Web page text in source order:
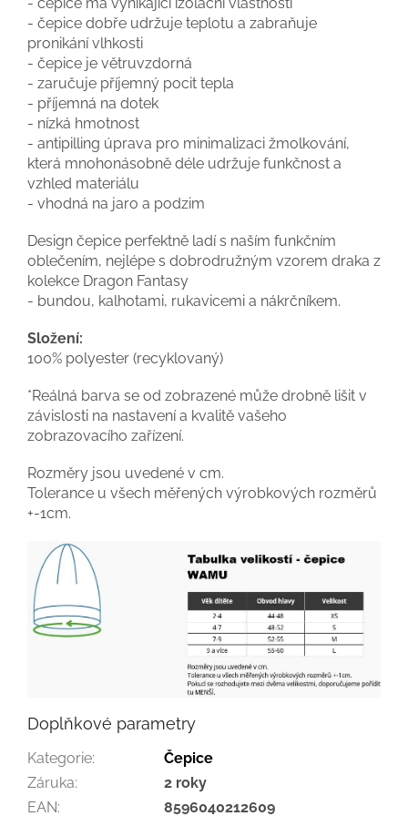
- čepice dobře udržuje teplotu a zabraňuje
pronikání vlhkosti
- čepice je větruvzdorná
- zaručuje příjemný pocit tepla
- příjemná na dotek
- nízká hmotnost
- antipilling úprava pro minimalizaci žmolkování,
která mnohonásobně déle udržuje funkčnost a
vzhled materiálu
- vhodná na jaro a podzim
Design čepice perfektně ladí s naším funkčním
oblečením, nejlépe s dobrodružným vzorem draka z
kolekce Dragon Fantasy
- bundou, kalhotami, rukavicemi a nákrčníkem.
Složení:
100% polyester (recyklovaný)
*Reálná barva se od zobrazené může drobně lišit v
závislosti na nastavení a kvalitě vašeho
zobrazovacího zařízení.
Rozměry jsou uvedené v cm.
Tolerance u všech měřených výrobkových rozměrů
+-1cm.
Doplňkové parametry
Kategorie:
Čepice
Záruka:
2 roky
EAN: 8596040212609